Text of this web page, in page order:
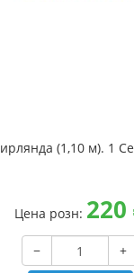
(1,10 м). 1
Цена розн: 220
−
+